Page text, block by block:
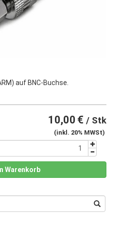
auf BNC-Buchse.
10,00 € / Stk
(inkl. 20% MWSt)
Warenkorb